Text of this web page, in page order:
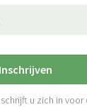
Inschrijven
u zich in